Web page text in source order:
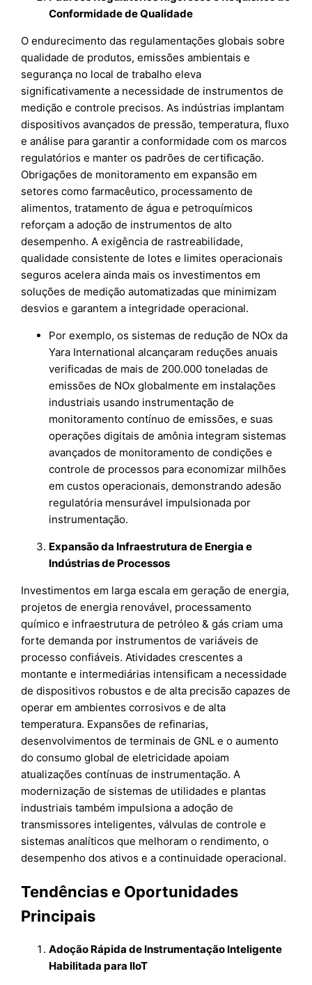
Conformidade de Qualidade
O endurecimento das regulamentações globais sobre
qualidade de produtos, emissões ambientais e
segurança no local de trabalho eleva
significativamente a necessidade de instrumentos de
medição e controle precisos. As indústrias implantam
dispositivos avançados de pressão, temperatura, fluxo
e análise para garantir a conformidade com os marcos
regulatórios e manter os padrões de certificação.
Obrigações de monitoramento em expansão em
setores como farmacêutico, processamento de
alimentos, tratamento de água e petroquímicos
reforçam a adoção de instrumentos de alto
desempenho. A exigência de rastreabilidade,
qualidade consistente de lotes e limites operacionais
seguros acelera ainda mais os investimentos em
soluções de medição automatizadas que minimizam
desvios e garantem a integridade operacional.
Por exemplo, os sistemas de redução de NOx da
Yara International alcançaram reduções anuais
verificadas de mais de 200.000 toneladas de
emissões de NOx globalmente em instalações
industriais usando instrumentação de
monitoramento contínuo de emissões, e suas
operações digitais de amônia integram sistemas
avançados de monitoramento de condições e
controle de processos para economizar milhões
em custos operacionais, demonstrando adesão
regulatória mensurável impulsionada por
instrumentação.
Expansão da Infraestrutura de Energia e
Indústrias de Processos
Investimentos em larga escala em geração de energia,
projetos de energia renovável, processamento
químico e infraestrutura de petróleo & gás criam uma
forte demanda por instrumentos de variáveis de
processo confiáveis. Atividades crescentes a
montante e intermediárias intensificam a necessidade
de dispositivos robustos e de alta precisão capazes de
operar em ambientes corrosivos e de alta
temperatura. Expansões de refinarias,
desenvolvimentos de terminais de GNL e o aumento
do consumo global de eletricidade apoiam
atualizações contínuas de instrumentação. A
modernização de sistemas de utilidades e plantas
industriais também impulsiona a adoção de
transmissores inteligentes, válvulas de controle e
sistemas analíticos que melhoram o rendimento, o
desempenho dos ativos e a continuidade operacional.
Tendências e Oportunidades
Principais
Adoção Rápida de Instrumentação Inteligente
Habilitada para IIoT